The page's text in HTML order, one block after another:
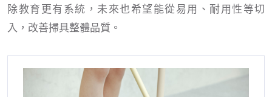
除教育更有系統，未來也希望能從易用、耐用性等切
入，改善掃具整體品質。